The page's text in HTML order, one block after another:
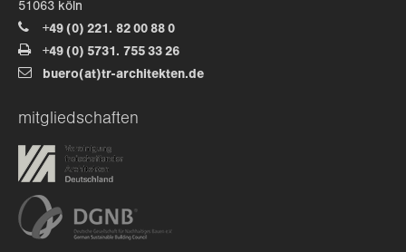
51063 köln
+49 (0) 221. 82 00 88 0
+49 (0) 5731. 755 33 26
buero(at)tr-architekten.de
mitgliedschaften